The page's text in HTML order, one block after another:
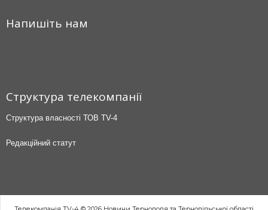
Напишіть нам
Структура телекомпанії
Структура власності ТОВ TV-4
Редакційний статут